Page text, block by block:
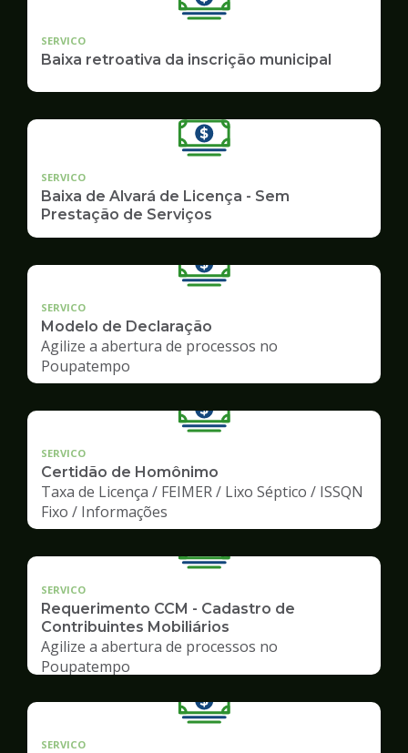
SERVICO
Baixa retroativa da inscrição municipal
SERVICO
Baixa de Alvará de Licença - Sem
Prestação de Serviços
SERVICO
Modelo de Declaração
Agilize a abertura de processos no
Poupatempo
SERVICO
Certidão de Homônimo
Taxa de Licença / FEIMER / Lixo Séptico / ISSQN
Fixo / Informações
SERVICO
Requerimento CCM - Cadastro de
Contribuintes Mobiliários
Agilize a abertura de processos no
Poupatempo
SERVICO